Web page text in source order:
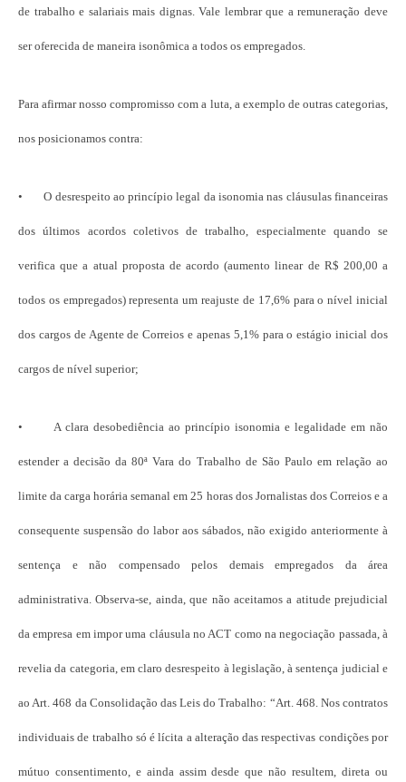
de trabalho e salariais mais dignas. Vale lembrar que a remuneração deve
ser oferecida de maneira isonômica a todos os empregados.
Para afirmar nosso compromisso com a luta, a exemplo de outras categorias,
nos posicionamos contra:
• O desrespeito ao princípio legal da isonomia nas cláusulas financeiras
dos últimos acordos coletivos de trabalho, especialmente quando se
verifica que a atual proposta de acordo (aumento linear de R$ 200,00 a
todos os empregados) representa um reajuste de 17,6% para o nível inicial
dos cargos de Agente de Correios e apenas 5,1% para o estágio inicial dos
cargos de nível superior;
• A clara desobediência ao princípio isonomia e legalidade em não
estender a decisão da 80ª Vara do Trabalho de São Paulo em relação ao
limite da carga horária semanal em 25 horas dos Jornalistas dos Correios e a
consequente suspensão do labor aos sábados, não exigido anteriormente à
sentença e não compensado pelos demais empregados da área
administrativa. Observa-se, ainda, que não aceitamos a atitude prejudicial
da empresa em impor uma cláusula no ACT como na negociação passada, à
revelia da categoria, em claro desrespeito à legislação, à sentença judicial e
ao Art. 468 da Consolidação das Leis do Trabalho: “Art. 468. Nos contratos
individuais de trabalho só é lícita a alteração das respectivas condições por
mútuo consentimento, e ainda assim desde que não resultem, direta ou